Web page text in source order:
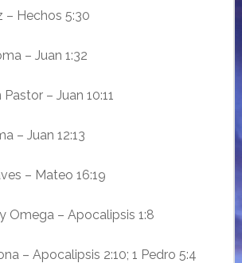
– Hechos 5:30
– Juan 1:32
Pastor – Juan 10:11
– Juan 12:13
– Mateo 16:19
Omega – Apocalipsis 1:8
– Apocalipsis 2:10; 1 Pedro 5:4